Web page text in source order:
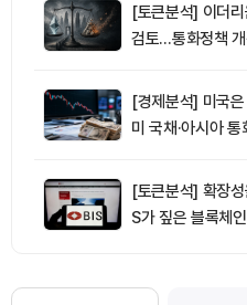
[토큰분석] 이더
검토…통화정책
[경제분석] 미국
미 국채·아시아 통
[토큰분석] 확장
S가 짚은 블록체